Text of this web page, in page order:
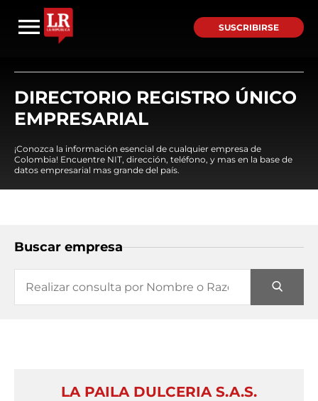
SUSCRIBIRSE
DIRECTORIO REGISTRO ÚNICO
EMPRESARIAL
¡Conozca la información esencial de cualquier empresa de
Colombia! Encuentre NIT, dirección, teléfono, y mas en la base de
datos empresarial mas grande del país.
Buscar empresa
LA PAILA DULCERIA S.A.S.